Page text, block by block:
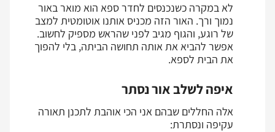
לא במקרה כשנכנסים לחדר ספא הוא מואר באור
נמוך ורך. האור הזה מכניס אותנו אוטומטית למצב
של רוגע, והגוף מגיב לפני שהראש מספיק לחשוב.
אפשר להביא את אותה תחושה הביתה, בלי להפוך
את הבית לספא.
איפה לשלב אור נסתר
אלה החללים שבהם אני הכי אוהבת לתכנן תאורה
עקיפה ונסתרת: